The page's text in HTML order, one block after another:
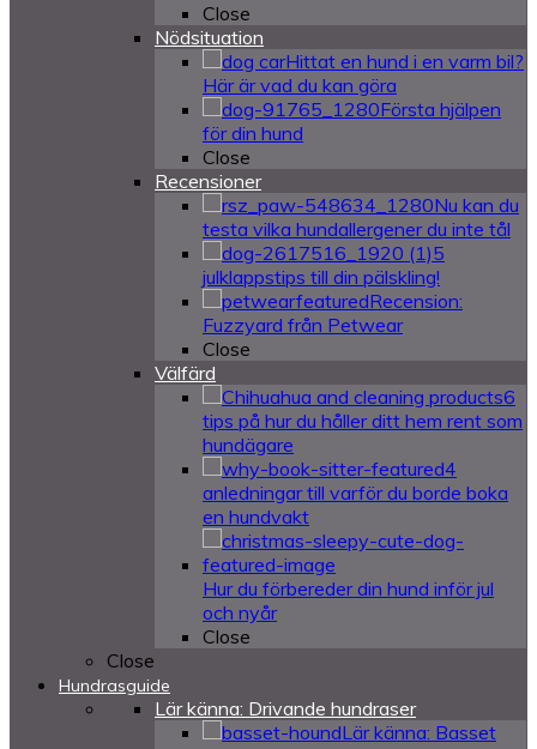
Close
Nödsituation
Hittat en hund i en varm bil?
Här är vad du kan göra
Första hjälpen
för din hund
Close
Recensioner
Nu kan du
testa vilka hundallergener du inte tål
5
julklappstips till din pälskling!
Recension:
Fuzzyard från Petwear
Close
Välfärd
6
tips på hur du håller ditt hem rent som
hundägare
4
anledningar till varför du borde boka
en hundvakt
Hur du förbereder din hund inför jul
och nyår
Close
Close
Hundrasguide
Lär känna: Drivande hundraser
Lär känna: Basset